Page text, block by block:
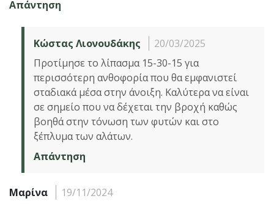
Απάντηση
Κώστας Λιονουδάκης
20/03/2025
Προτίμησε το λίπασμα 15-30-15 για
περισσότερη ανθοφορία που θα εμφανιστεί
σταδιακά μέσα στην άνοιξη. Καλύτερα να είναι
σε σημείο που να δέχεται την βροχή καθώς
βοηθά στην τόνωση των φυτών και στο
ξέπλυμα των αλάτων.
Απάντηση
Μαρίνα
19/11/2024